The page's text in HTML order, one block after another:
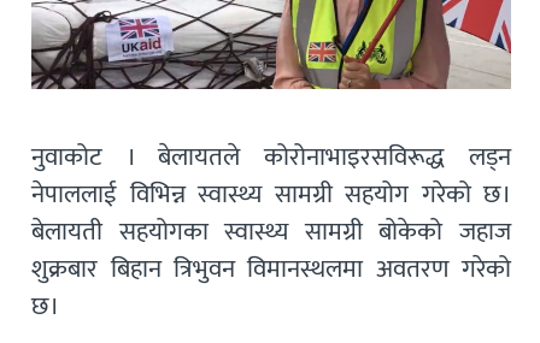
नुवाकोट । बेलायतले कोरोनाभाइरसविरूद्ध लड्न
नेपाललाई विभिन्न स्वास्थ्य सामग्री सहयोग गरेको छ।
बेलायती सहयोगका स्वास्थ्य सामग्री बोकेको जहाज
शुक्रबार बिहान त्रिभुवन विमानस्थलमा अवतरण गरेको
छ।